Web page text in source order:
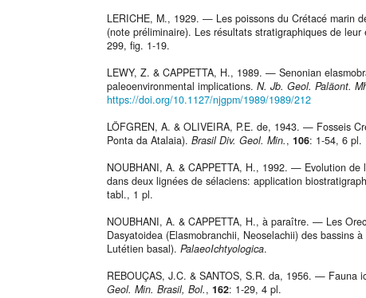
LERICHE, M., 1929. — Les poissons du Crétacé marin
(note préliminaire). Les résultats stratigraphiques de leur
299, fig. 1-19.
LEWY, Z. & CAPPETTA, H., 1989. — Senonian
paleoenvironmental implications. N. Jb. Geol. Paläont.
https://doi.org/10.1127/njgpm/1989/1989/212
LÖFGREN, A. & OLIVEIRA, P.E. de, 1943. — Fosseis
Ponta da Atalaia). Brasil Div. Geol. Min., 106: 1-54, 6 pl.
NOUBHANI, A. & CAPPETTA, H., 1992. — Evolution
dans deux lignées de sélaciens: application
tabl., 1 pl.
NOUBHANI, A. & CAPPETTA, H., à paraître. — Les
Dasyatoidea (Elasmobranchii, Neoselachii) des bassins
Lutétien basal). PalaeoIchtyologica.
REBOUÇAS, J.C. & SANTOS, S.R. da, 1956. — Fauna
Geol. Min. Brasil, Bol., 162: 1-29, 4 pl.